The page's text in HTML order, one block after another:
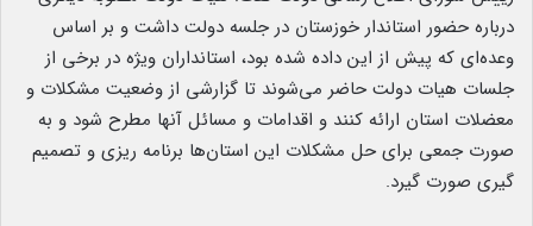
درباره حضور استاندار خوزستان در جلسه دولت داشت و بر اساس
وعده‌ای که پیش از این داده شده بود، استانداران ویژه در برخی از
جلسات هیات دولت حاضر می‌شوند تا گزارشی از وضعیت مشکلات و
معضلات استان ارائه ‌کنند و اقدامات و مسائل آنها مطرح شود و به
صورت جمعی برای حل مشکلات این استان‌ها برنامه ریزی و تصمیم
گیری صورت گیرد.